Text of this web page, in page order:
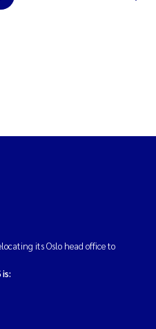
its Oslo head office to